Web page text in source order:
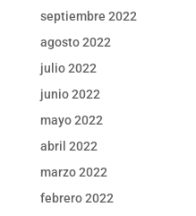
septiembre 2022
agosto 2022
julio 2022
junio 2022
mayo 2022
abril 2022
marzo 2022
febrero 2022